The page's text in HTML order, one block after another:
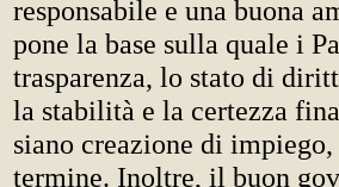
responsabile e una buona
pone la base sulla quale i
trasparenza, lo stato di
la stabilità e la certezza
siano creazione di
termine. Inoltre, il buon